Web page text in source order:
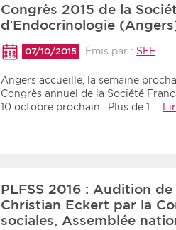
Congrès 2015 de la
d’Endocrinologie
07/10/2015 Émis par : SFE
Angers accueille, la semaine
Congrès annuel de la Société
10 octobre prochain. Plus de 1…
PLFSS 2016 : Audition
Christian Eckert par la
sociales, Assemblée